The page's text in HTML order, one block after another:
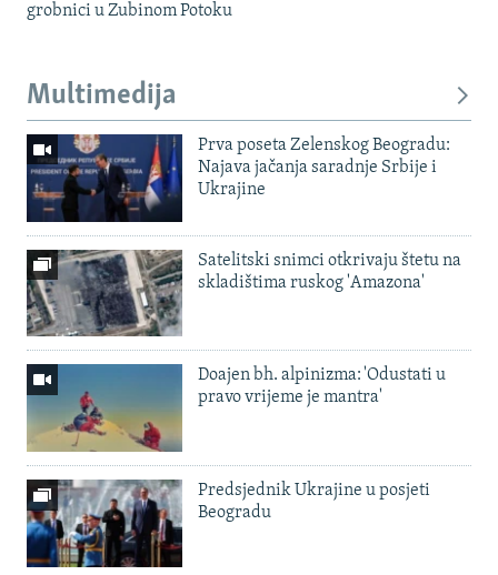
grobnici u Zubinom Potoku
Multimedija
Prva poseta Zelenskog Beogradu:
Najava jačanja saradnje Srbije i
Ukrajine
Satelitski snimci otkrivaju štetu na
skladištima ruskog 'Amazona'
Doajen bh. alpinizma: 'Odustati u
pravo vrijeme je mantra'
Predsjednik Ukrajine u posjeti
Beogradu